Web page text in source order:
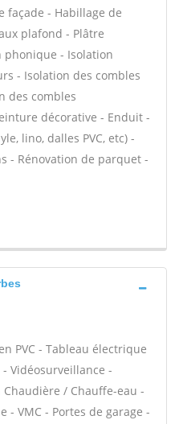
façade - Habillage de
plafond - Plâtre
- Isolation
- Isolation des combles
des combles
décorative - Enduit -
lino, dalles PVC, etc) -
- Rénovation de parquet -
PVC - Tableau électrique
Vidéosurveillance -
/ Chauffe-eau -
VMC - Portes de garage -